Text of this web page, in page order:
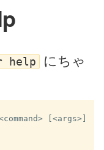
help
にちゃ
[<args>]